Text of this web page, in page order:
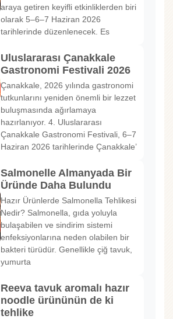
araya getiren keyifli etkinliklerden biri
olarak 5–6–7 Haziran 2026
tarihlerinde düzenlenecek. Es
Uluslararası Çanakkale
Gastronomi Festivali 2026
Çanakkale, 2026 yılında gastronomi
tutkunlarını yeniden önemli bir lezzet
buluşmasında ağırlamaya
hazırlanıyor. 4. Uluslararası
Çanakkale Gastronomi Festivali, 6–7
Haziran 2026 tarihlerinde Çanakkale’
Salmonelle Almanyada Bir
Üründe Daha Bulundu
Hazır Ürünlerde Salmonella Tehlikesi
Nedir? Salmonella, gıda yoluyla
bulaşabilen ve sindirim sistemi
enfeksiyonlarına neden olabilen bir
bakteri türüdür. Genellikle çiğ tavuk,
yumurta
Reeva tavuk aromalı hazır
noodle ürününün de ki
tehlike